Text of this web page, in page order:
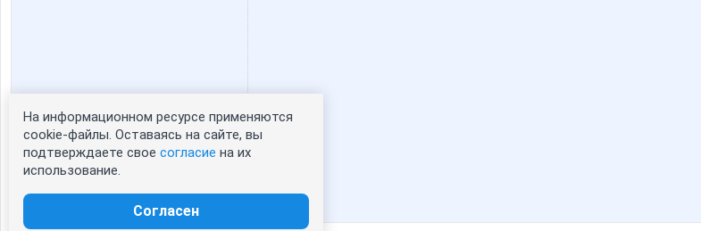
Статистика портрета:
сейчас просматривают портрет - 0
зарегистрированные пользователи
На информационном ресурсе применяются
cookie-файлы. Оставаясь на сайте, вы
подтверждаете свое согласие на их
использование.
Согласен